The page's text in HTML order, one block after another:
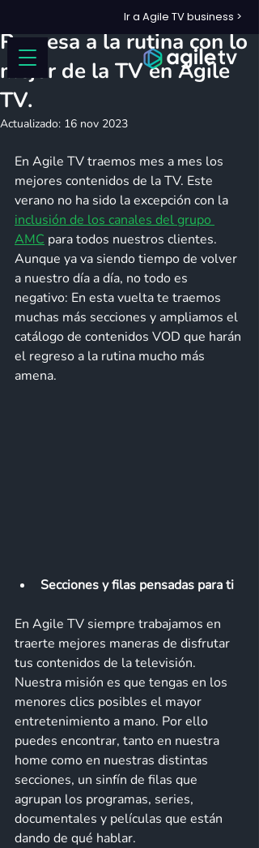
Ir a Agile TV business >
Regresa a la rutina con lo
mejor de la TV en Agile
TV.
2 min de lectura
Actualizado: 16 nov 2023
En Agile TV traemos mes a mes los
mejores contenidos de la TV. Este
verano no ha sido la excepción con la
inclusión de los canales del grupo
AMC para todos nuestros clientes.
Aunque ya va siendo tiempo de volver
a nuestro día a día, no todo es
negativo: En esta vuelta te traemos
muchas más secciones y ampliamos el
catálogo de contenidos VOD que harán
el regreso a la rutina mucho más
amena.
Secciones y filas pensadas para ti
En Agile TV siempre trabajamos en
traerte mejores maneras de disfrutar
tus contenidos de la televisión.
Nuestra misión es que tengas en los
menores clics posibles el mayor
entretenimiento a mano. Por ello
puedes encontrar, tanto en nuestra
home como en nuestras distintas
secciones, un sinfín de filas que
agrupan los programas, series,
documentales y películas que están
dando de qué hablar.